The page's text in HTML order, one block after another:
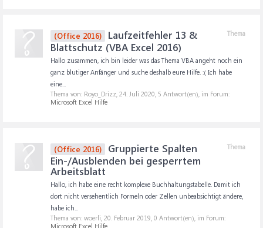
Thema
(Office 2016)
Laufzeitfehler 13 &
Blattschutz (VBA Excel 2016)
Hallo zusammen, ich bin leider was das Thema VBA angeht noch ein
ganz blutiger Anfänger und suche deshalb eure Hilfe. :( Ich habe
eine...
Thema von: Royo_Drizz, 24. Juli 2020, 5 Antwort(en), im Forum:
Microsoft Excel Hilfe
Thema
(Office 2016)
Gruppierte Spalten
Ein-/Ausblenden bei gesperrtem
Arbeitsblatt
Hallo, ich habe eine recht komplexe Buchhaltungstabelle. Damit ich
dort nicht versehentlich Formeln oder Zellen unbeabsichtigt ändere,
habe ich...
Thema von: woerli, 20. Februar 2019, 0 Antwort(en), im Forum:
Microsoft Excel Hilfe